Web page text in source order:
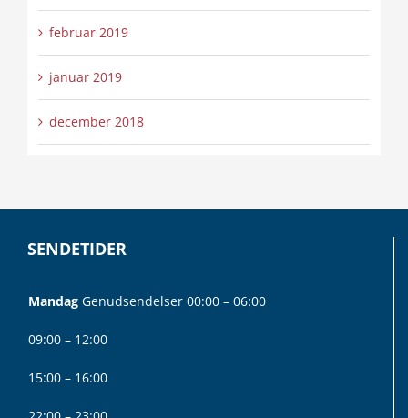
februar 2019
januar 2019
december 2018
SENDETIDER
Mandag Genudsendelser 00:00 – 06:00
09:00 – 12:00
15:00 – 16:00